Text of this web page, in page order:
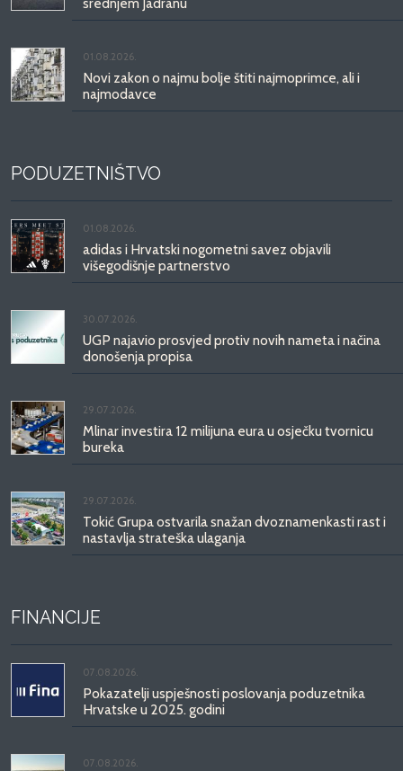
srednjem Jadranu
01.08.2026.
Novi zakon o najmu bolje štiti najmoprimce, ali i
najmodavce
PODUZETNIŠTVO
01.08.2026.
adidas i Hrvatski nogometni savez objavili
višegodišnje partnerstvo
30.07.2026.
UGP najavio prosvjed protiv novih nameta i načina
donošenja propisa
29.07.2026.
Mlinar investira 12 milijuna eura u osječku tvornicu
bureka
29.07.2026.
Tokić Grupa ostvarila snažan dvoznamenkasti rast i
nastavlja strateška ulaganja
FINANCIJE
07.08.2026.
Pokazatelji uspješnosti poslovanja poduzetnika
Hrvatske u 2025. godini
07.08.2026.